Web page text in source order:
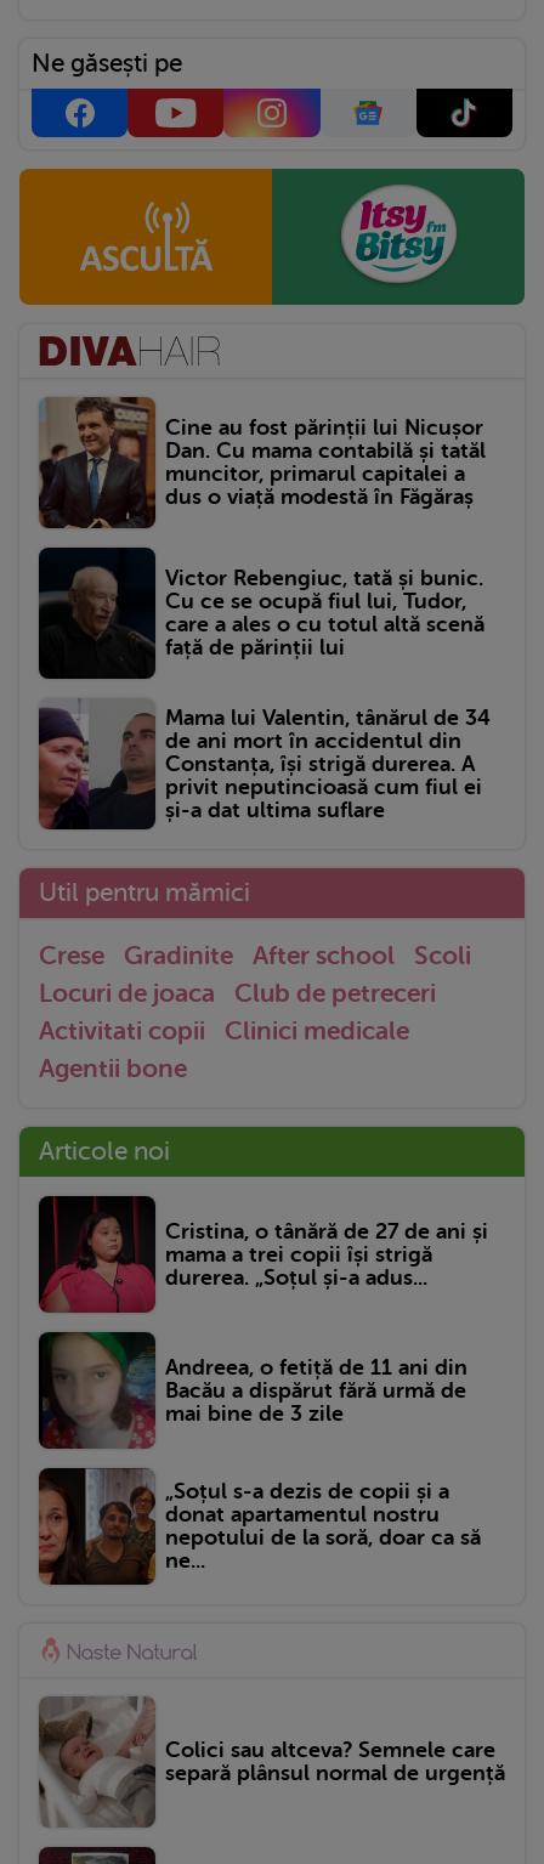
Ne găsești pe
Cine au fost părinții lui Nicușor
Dan. Cu mama contabilă și tatăl
muncitor, primarul capitalei a
dus o viață modestă în Făgăraș
Victor Rebengiuc, tată și bunic.
Cu ce se ocupă fiul lui, Tudor,
care a ales o cu totul altă scenă
față de părinții lui
Mama lui Valentin, tânărul de 34
de ani mort în accidentul din
Constanța, își strigă durerea. A
privit neputincioasă cum fiul ei
și-a dat ultima suflare
Util pentru mămici
Crese Gradinite After school
Scoli
Locuri de joaca
Club de petreceri
Activitati copii
Clinici medicale
Agentii bone
Articole noi
Cristina, o tânără de 27 de ani și
mama a trei copii își strigă
durerea. „Soțul și-a adus...
Andreea, o fetiță de 11 ani din
Bacău a dispărut fără urmă de
mai bine de 3 zile
„Soțul s-a dezis de copii și a
donat apartamentul nostru
nepotului de la soră, doar ca să
ne...
Colici sau altceva? Semnele care
separă plânsul normal de urgență